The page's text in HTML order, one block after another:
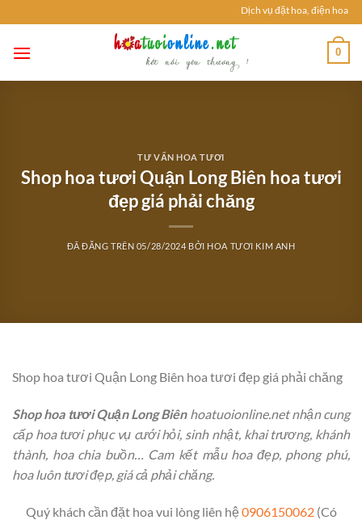
đến
nội
Dịch vụ đặt hoa, điện hoa
0
TƯ VẤN HOA TƯƠI
Shop hoa tươi Quận Long Biên hoa tươi
đẹp giá phải chăng
ĐÃ ĐĂNG TRÊN 05/28/2024 BỞI HOA TƯƠI KIM ANH
Shop hoa tươi Quận Long Biên hoa tươi đẹp giá phải chăng
Shop hoa tươi Quận Long Biênhoatuoionline.net nhận cung
cấp hoa tươi phục vụ cưới hỏi, sinh nhật, khai trương, khánh
thành, hoa chia buồn… Cam kết mẫu hoa đẹp, phong phú,
hoa luôn tươi đẹp, giá cả phải chăng.
Quý khách cần đặt hoa vui lòng liên hệ 0906150062(Có